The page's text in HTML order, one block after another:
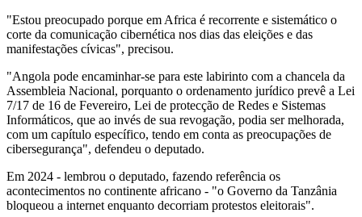
"Estou preocupado porque em Africa é recorrente e sistemático o
corte da comunicação cibernética nos dias das eleições e das
manifestações cívicas", precisou.
"Angola pode encaminhar-se para este labirinto com a chancela da
Assembleia Nacional, porquanto o ordenamento jurídico prevê a Lei
7/17 de 16 de Fevereiro, Lei de protecção de Redes e Sistemas
Informáticos, que ao invés de sua revogação, podia ser melhorada,
com um capítulo específico, tendo em conta as preocupações de
cibersegurança", defendeu o deputado.
Em 2024 - lembrou o deputado, fazendo referência os
acontecimentos no continente africano - "o Governo da Tanzânia
bloqueou a internet enquanto decorriam protestos eleitorais".